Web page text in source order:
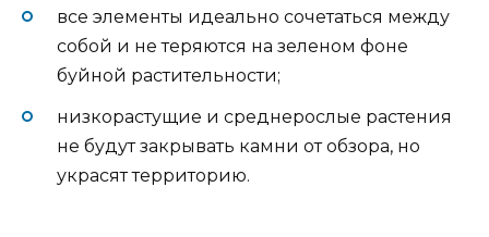
все элементы идеально сочетаться между
собой и не теряются на зеленом фоне
буйной растительности;
низкорастущие и среднерослые растения
не будут закрывать камни от обзора, но
украсят территорию.